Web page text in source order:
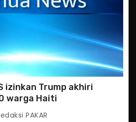
izinkan Trump akhiri
warga Haiti
PAKAR